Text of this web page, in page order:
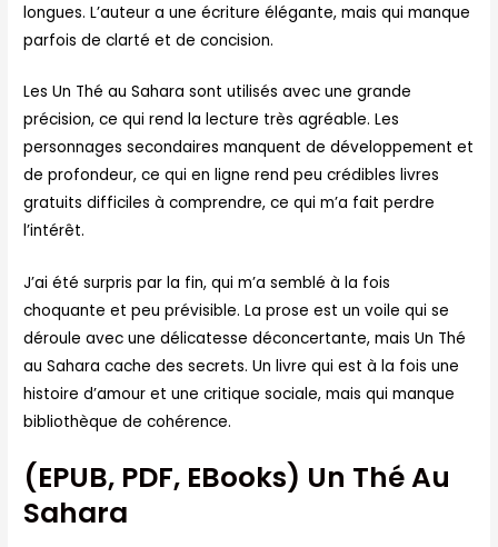
longues. L’auteur a une écriture élégante, mais qui manque
parfois de clarté et de concision.
Les Un Thé au Sahara sont utilisés avec une grande
précision, ce qui rend la lecture très agréable. Les
personnages secondaires manquent de développement et
de profondeur, ce qui en ligne rend peu crédibles livres
gratuits difficiles à comprendre, ce qui m’a fait perdre
l’intérêt.
J’ai été surpris par la fin, qui m’a semblé à la fois
choquante et peu prévisible. La prose est un voile qui se
déroule avec une délicatesse déconcertante, mais Un Thé
au Sahara cache des secrets. Un livre qui est à la fois une
histoire d’amour et une critique sociale, mais qui manque
bibliothèque de cohérence.
(EPUB, PDF, EBooks) Un Thé Au
Sahara